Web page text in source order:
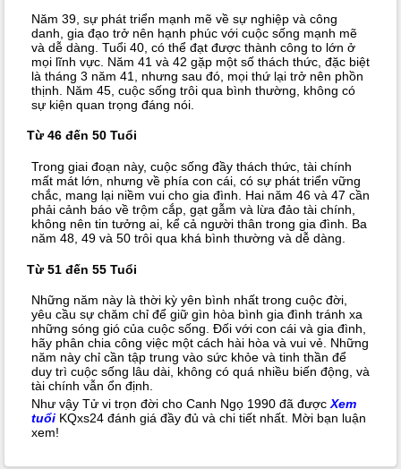
Năm 39, sự phát triển mạnh mẽ về sự nghiệp và công
danh, gia đạo trở nên hạnh phúc với cuộc sống mạnh mẽ
và dễ dàng. Tuổi 40, có thể đạt được thành công to lớn ở
mọi lĩnh vực. Năm 41 và 42 gặp một số thách thức, đặc biệt
là tháng 3 năm 41, nhưng sau đó, mọi thứ lại trở nên phồn
thịnh. Năm 45, cuộc sống trôi qua bình thường, không có
sự kiện quan trọng đáng nói.
Từ 46 đến 50 Tuổi
Trong giai đoạn này, cuộc sống đầy thách thức, tài chính
mất mát lớn, nhưng về phía con cái, có sự phát triển vững
chắc, mang lại niềm vui cho gia đình. Hai năm 46 và 47 cần
phải cảnh báo về trộm cắp, gạt gẫm và lừa đảo tài chính,
không nên tin tưởng ai, kể cả người thân trong gia đình. Ba
năm 48, 49 và 50 trôi qua khá bình thường và dễ dàng.
Từ 51 đến 55 Tuổi
Những năm này là thời kỳ yên bình nhất trong cuộc đời,
yêu cầu sự chăm chỉ để giữ gìn hòa bình gia đình tránh xa
những sóng gió của cuộc sống. Đối với con cái và gia đình,
hãy phân chia công việc một cách hài hòa và vui vẻ. Những
năm này chỉ cần tập trung vào sức khỏe và tinh thần để
duy trì cuộc sống lâu dài, không có quá nhiều biến động, và
tài chính vẫn ổn định.
Như vậy Tử vi trọn đời cho Canh Ngọ 1990 đã đượcXem
tuổiKQxs24 đánh giá đầy đủ và chi tiết nhất. Mời bạn luận
xem!